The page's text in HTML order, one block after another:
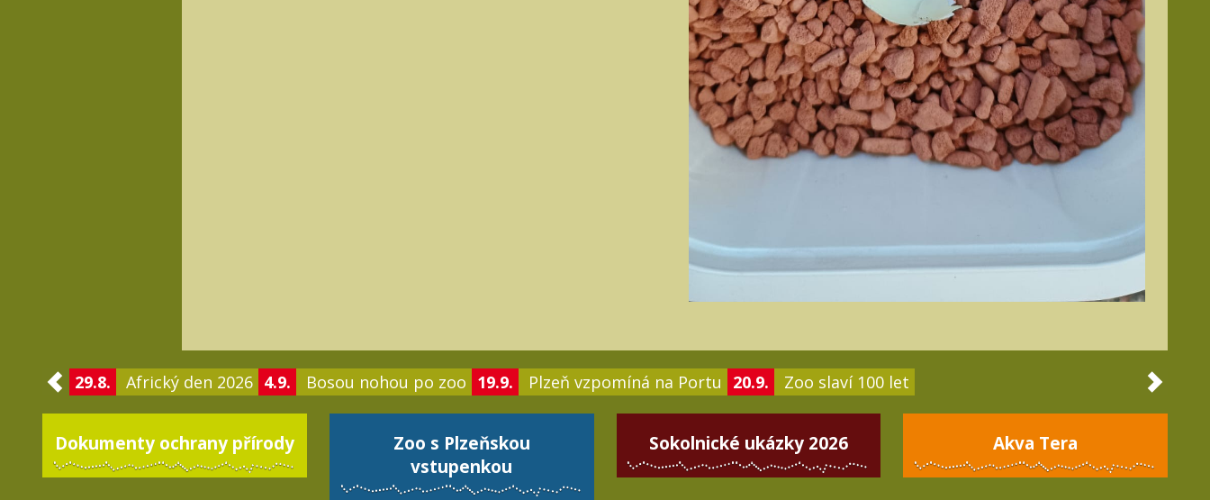
29.8. Africký den 2026 4.9. Bosou nohou po zoo 19.9. Plzeň vzpomíná na Portu 20.9. Zoo slaví 100 let
Dokumenty ochrany přírody
Zoo s Plzeňskou
vstupenkou
Sokolnické ukázky 2026 Akva Tera